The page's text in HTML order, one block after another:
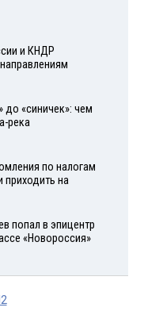
и КНДР
до «синичек»: чем
река
по налогам
приходить на
попал в эпицентр
«Новороссия»